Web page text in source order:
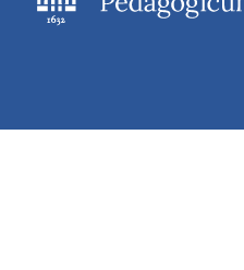
Pedagogicum